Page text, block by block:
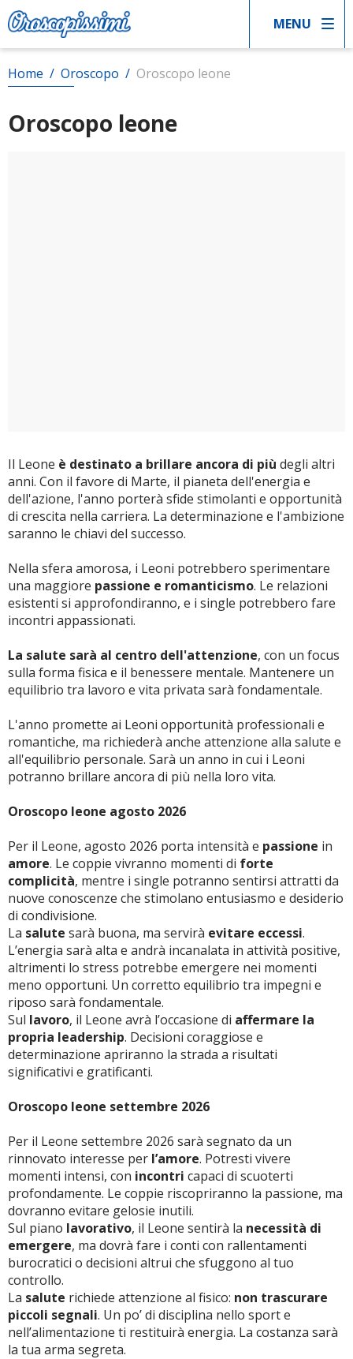
MENU
Home / Oroscopo / Oroscopo leone
Oroscopo leone
Il Leone è destinato a brillare ancora di più degli altri
anni. Con il favore di Marte, il pianeta dell'energia e
dell'azione, l'anno porterà sfide stimolanti e opportunità
di crescita nella carriera. La determinazione e l'ambizione
saranno le chiavi del successo.
Nella sfera amorosa, i Leoni potrebbero sperimentare
una maggiore passione e romanticismo. Le relazioni
esistenti si approfondiranno, e i single potrebbero fare
incontri appassionati.
La salute sarà al centro dell'attenzione, con un focus
sulla forma fisica e il benessere mentale. Mantenere un
equilibrio tra lavoro e vita privata sarà fondamentale.
L'anno promette ai Leoni opportunità professionali e
romantiche, ma richiederà anche attenzione alla salute e
all'equilibrio personale. Sarà un anno in cui i Leoni
potranno brillare ancora di più nella loro vita.
Oroscopo leone agosto 2026
Per il Leone, agosto 2026 porta intensità e passione in
amore. Le coppie vivranno momenti di forte
complicità, mentre i single potranno sentirsi attratti da
nuove conoscenze che stimolano entusiasmo e desiderio
di condivisione.
La salute sarà buona, ma servirà evitare eccessi.
L’energia sarà alta e andrà incanalata in attività positive,
altrimenti lo stress potrebbe emergere nei momenti
meno opportuni. Un corretto equilibrio tra impegni e
riposo sarà fondamentale.
Sul lavoro, il Leone avrà l’occasione di affermare la
propria leadership. Decisioni coraggiose e
determinazione apriranno la strada a risultati
significativi e gratificanti.
Oroscopo leone settembre 2026
Per il Leone settembre 2026 sarà segnato da un
rinnovato interesse per l’amore. Potresti vivere
momenti intensi, con incontri capaci di scuoterti
profondamente. Le coppie riscopriranno la passione, ma
dovranno evitare gelosie inutili.
Sul piano lavorativo, il Leone sentirà la necessità di
emergere, ma dovrà fare i conti con rallentamenti
burocratici o decisioni altrui che sfuggono al tuo
controllo.
La salute richiede attenzione al fisico: non trascurare
piccoli segnali. Un po’ di disciplina nello sport e
nell’alimentazione ti restituirà energia. La costanza sarà
la tua arma segreta.